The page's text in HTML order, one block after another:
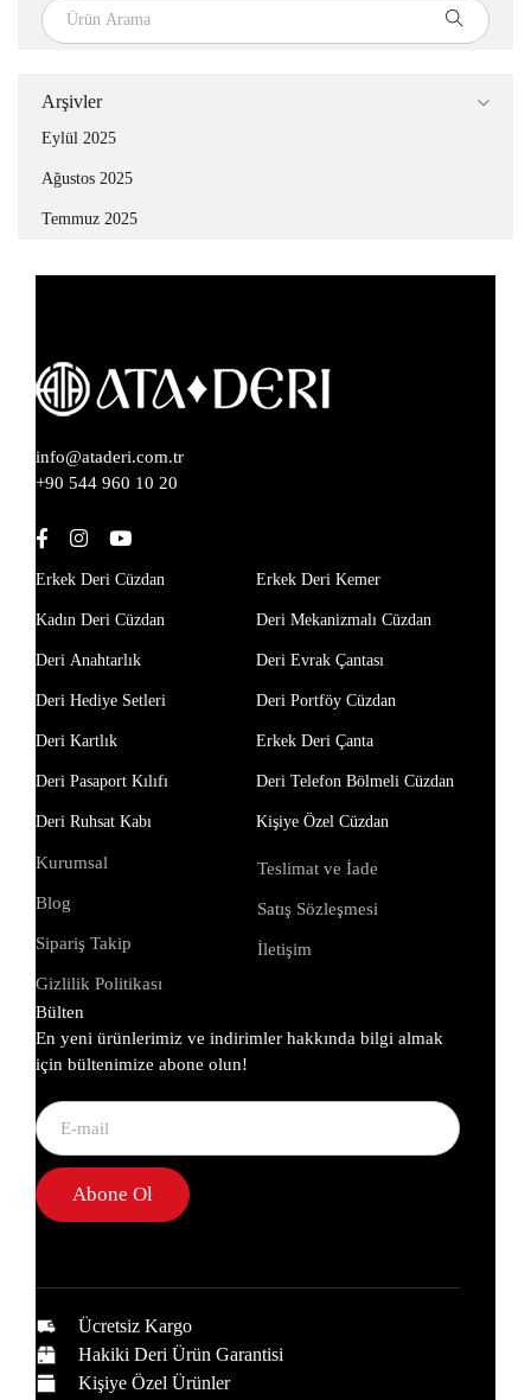
Arşivler
Eylül 2025
Ağustos 2025
Temmuz 2025
info@ataderi.com.tr
+90 544 960 10 20
Erkek Deri Cüzdan
Kadın Deri Cüzdan
Deri Anahtarlık
Deri Hediye Setleri
Deri Kartlık
Deri Pasaport Kılıfı
Deri Ruhsat Kabı
Erkek Deri Kemer
Deri Mekanizmalı Cüzdan
Deri Evrak Çantası
Deri Portföy Cüzdan
Erkek Deri Çanta
Deri Telefon Bölmeli Cüzdan
Kişiye Özel Cüzdan
Kurumsal
Blog
Sipariş Takip
Gizlilik Politikası
Teslimat ve İade
Satış Sözleşmesi
İletişim
Bülten
En yeni ürünlerimiz ve indirimler hakkında bilgi almak
için bültenimize abone olun!
Abone Ol
Ücretsiz Kargo
Hakiki Deri Ürün Garantisi
Kişiye Özel Ürünler